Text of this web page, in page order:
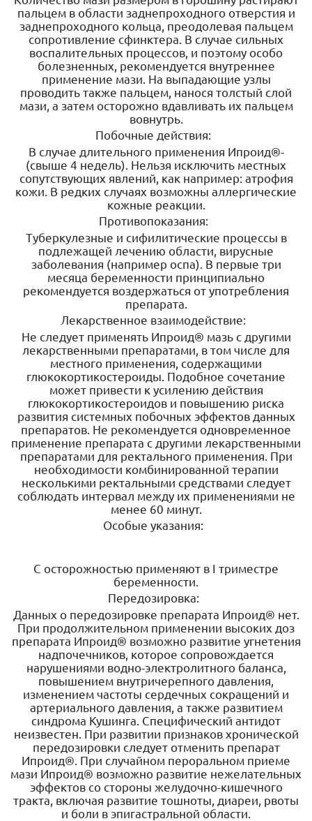
пальцем в области заднепроходного отверстия и
заднепроходного кольца, преодолевая пальцем
сопротивление сфинктера. В случае сильных
воспалительных процессов, и поэтому особо
болезненных, рекомендуется внутреннее
применение мази. На выпадающие узлы
проводить также пальцем, нанося толстый слой
мази, а затем осторожно вдавливать их пальцем
вовнутрь.
Побочные действия:
В случае длительного применения Ипроид®-
(свыше 4 недель). Нельзя исключить местных
сопутствующих явлений, как например: атрофия
кожи. В редких случаях возможны аллергические
кожные реакции.
Противопоказания:
Туберкулезные и сифилитические процессы в
подлежащей лечению области, вирусные
заболевания (например оспа). В первые три
месяца беременности принципиально
рекомендуется воздержаться от употребления
препарата.
Лекарственное взаимодействие:
Не следует применять Ипроид® мазь с другими
лекарственными препаратами, в том числе для
местного применения, содержащими
глюкокортикостероиды. Подобное сочетание
может привести к усилению действия
глюкокортикостероидов и повышению риска
развития системных побочных эффектов данных
препаратов. Не рекомендуется одновременное
применение препарата с другими лекарственными
препаратами для ректального применения. При
необходимости комбинированной терапии
несколькими ректальными средствами следует
соблюдать интервал между их применениями не
менее 60 минут.
Особые указания:
С осторожностью применяют в I триместре
беременности.
Передозировка:
Данных о передозировке препарата Ипроид® нет.
При продолжительном применении высоких доз
препарата Ипроид® возможно развитие угнетения
надпочечников, которое сопровождается
нарушениями водно-электролитного баланса,
повышением внутричерепного давления,
изменением частоты сердечных сокращений и
артериального давления, а также развитием
синдрома Кушинга. Специфический антидот
неизвестен. При развитии признаков хронической
передозировки следует отменить препарат
Ипроид®. При случайном пероральном приеме
мази Ипроид® возможно развитие нежелательных
эффектов со стороны желудочно-кишечного
тракта, включая развитие тошноты, диареи, рвоты
и боли в эпигастральной области.